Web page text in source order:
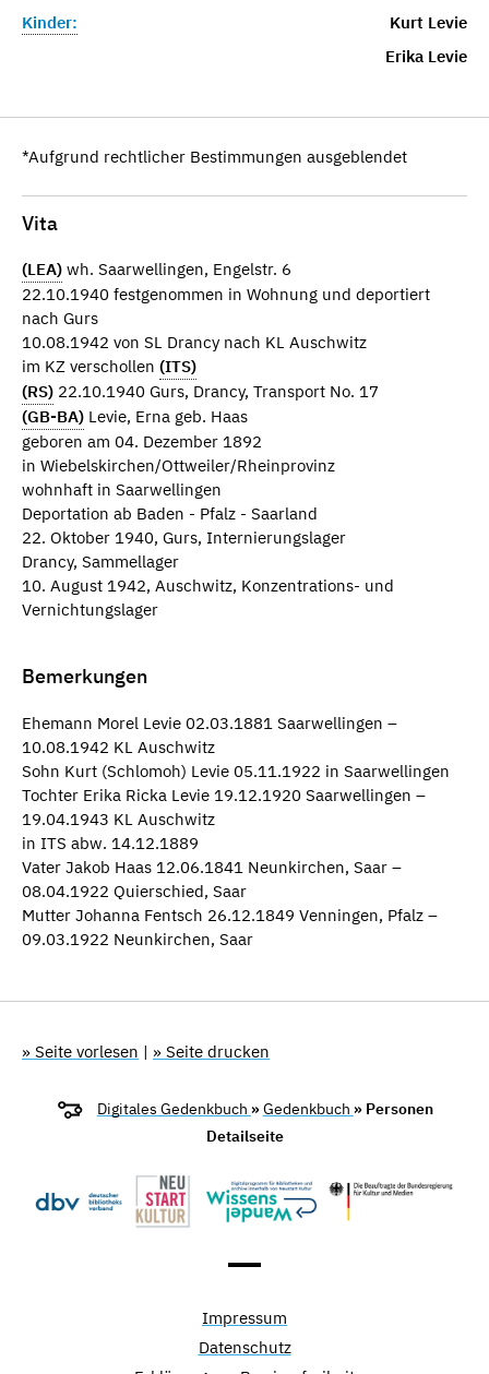
Kinder:
Kurt Levie
Erika Levie
*Aufgrund rechtlicher Bestimmungen ausgeblendet
Vita
(LEA) wh. Saarwellingen, Engelstr. 6
22.10.1940 festgenommen in Wohnung und deportiert
nach Gurs
10.08.1942 von SL Drancy nach KL Auschwitz
im KZ verschollen (ITS)
(RS) 22.10.1940 Gurs, Drancy, Transport No. 17
(GB-BA) Levie, Erna geb. Haas
geboren am 04. Dezember 1892
in Wiebelskirchen/Ottweiler/Rheinprovinz
wohnhaft in Saarwellingen
Deportation ab Baden - Pfalz - Saarland
22. Oktober 1940, Gurs, Internierungslager
Drancy, Sammellager
10. August 1942, Auschwitz, Konzentrations- und
Vernichtungslager
Bemerkungen
Ehemann Morel Levie 02.03.1881 Saarwellingen –
10.08.1942 KL Auschwitz
Sohn Kurt (Schlomoh) Levie 05.11.1922 in Saarwellingen
Tochter Erika Ricka Levie 19.12.1920 Saarwellingen –
19.04.1943 KL Auschwitz
in ITS abw. 14.12.1889
Vater Jakob Haas 12.06.1841 Neunkirchen, Saar –
08.04.1922 Quierschied, Saar
Mutter Johanna Fentsch 26.12.1849 Venningen, Pfalz –
09.03.1922 Neunkirchen, Saar
» Seite vorlesen | » Seite drucken
Digitales Gedenkbuch »Gedenkbuch » Personen
Detailseite
Impressum
Datenschutz